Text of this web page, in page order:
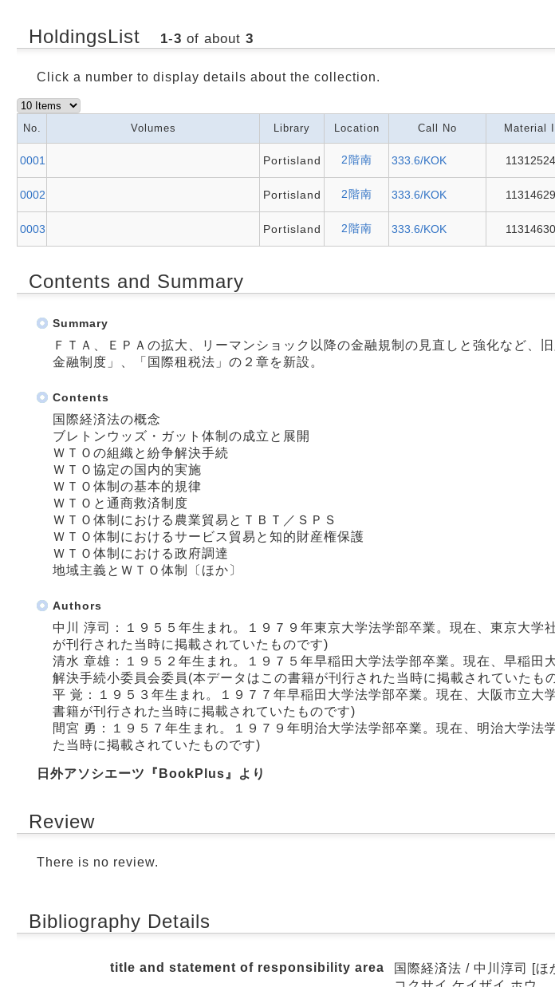
HoldingsList 1-3 of about 3
Click a number to display details about the collection.
No. Volumes Library Location Call No Material
0001 Portisland 2階南 333.6/KOK
0002 Portisland 2階南 333.6/KOK
0003 Portisland 2階南 333.6/KOK
Contents and Summary
Summary
ＦＴＡ、ＥＰＡの拡大、リーマンショック以降の金融規制の見直しと強化など、
金融制度」、「国際租税法」の２章を新設。
Contents
国際経済法の概念
ブレトンウッズ・ガット体制の成立と展開
ＷＴＯの組織と紛争解決手続
ＷＴＯ協定の国内的実施
ＷＴＯ体制の基本的規律
ＷＴＯと通商救済制度
ＷＴＯ体制における農業貿易とＴＢＴ／ＳＰＳ
ＷＴＯ体制におけるサービス貿易と知的財産権保護
ＷＴＯ体制における政府調達
地域主義とＷＴＯ体制〔ほか〕
Authors
中川 淳司：１９５５年生まれ。１９７９年東京大学法学部卒業。現在、東京大学
が刊行された当時に掲載されていたものです)
清水 章雄：１９５２年生まれ。１９７５年早稲田大学法学部卒業。現在、早稲田
解決手続小委員会委員(本データはこの書籍が刊行された当時に掲載されていたも
平 覚：１９５３年生まれ。１９７７年早稲田大学法学部卒業。現在、大阪市立大
書籍が刊行された当時に掲載されていたものです)
間宮 勇：１９５７年生まれ。１９７９年明治大学法学部卒業。現在、明治大学法
た当時に掲載されていたものです)
日外アソシエーツ『BookPlus』より
Review
There is no review.
Bibliography Details
title and statement of responsibility area
国際経済法 / 中川淳司 [ほ